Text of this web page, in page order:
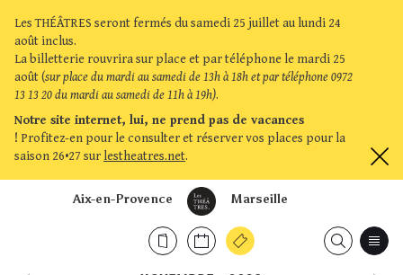
Les THÉÂTRES seront fermés du samedi 25 juillet au lundi 24
août inclus.
La billetterie rouvrira sur place et par téléphone le mardi 25
août (sur place du mardi au samedi de 13h à 18h et par téléphone 0972
13 13 20 du mardi au samedi de 11h à 19h).
Notre site internet, lui, ne prend pas de vacances
! Profitez-en pour le consulter et réserver vos places pour la
saison 26•27 sur lestheatres.net.
Marseille
Aix-en-Provence